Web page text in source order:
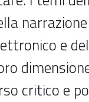
e
critico e